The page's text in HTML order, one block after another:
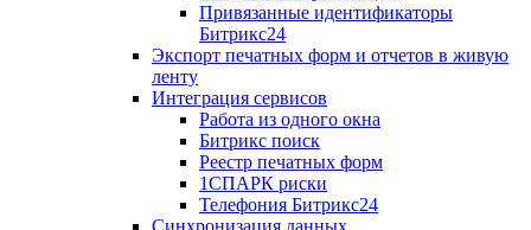
Привязанные идентификаторы
Битрикс24
Экспорт печатных форм и отчетов в живую
ленту
Интеграция сервисов
Работа из одного окна
Битрикс поиск
Реестр печатных форм
1СПАРК риски
Телефония Битрикс24
Синхронизация данных